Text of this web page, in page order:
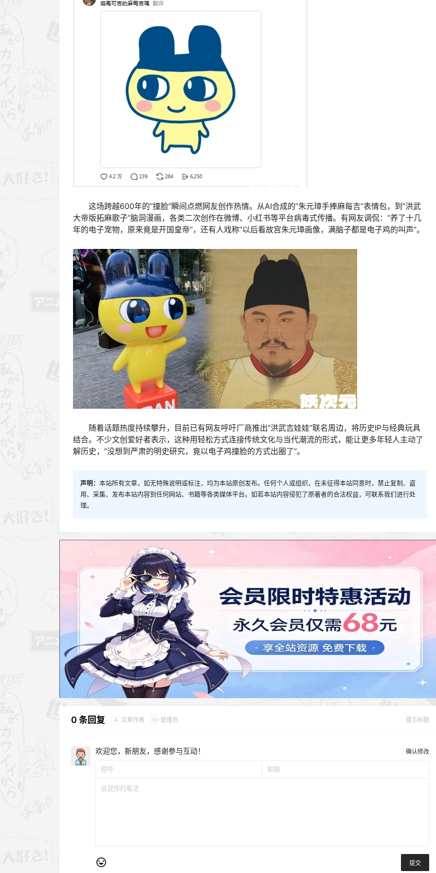
这场跨越600年的”撞脸”瞬间点燃网友创作热情。从AI合成的”朱元璋手捧麻每吉”表情包，到”洪武
大帝版拓麻歌子”脑洞漫画，各类二次创作在微博、小红书等平台病毒式传播。有网友调侃：”养了十几
年的电子宠物，原来竟是开国皇帝”，还有人戏称”以后看故宫朱元璋画像，满脑子都是电子鸡的叫声”。
随着话题热度持续攀升，目前已有网友呼吁厂商推出”洪武吉娃娃”联名周边，将历史IP与经典玩具
结合。不少文创爱好者表示，这种用轻松方式连接传统文化与当代潮流的形式，能让更多年轻人主动了
解历史，”没想到严肃的明史研究，竟以电子鸡撞脸的方式出圈了”。
声明： 本站所有文章，如无特殊说明或标注，均为本站原创发布。任何个人或组织，在未征得本站同意时，禁止复制、盗
用、采集、发布本站内容到任何网站、书籍等各类媒体平台。如若本站内容侵犯了原著者的合法权益，可联系我们进行处
理。
0 条回复 A 文章作者 M 管理员 提示标题
欢迎您，新朋友，感谢参与互动！ 确认修改
提交